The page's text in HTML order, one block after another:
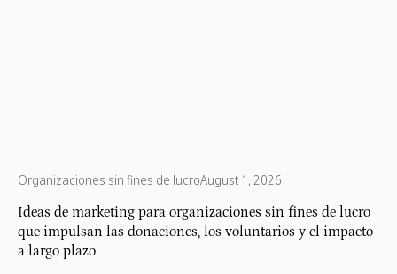
Organizaciones sin fines de lucroAugust 1, 2026
Ideas de marketing para organizaciones sin fines de lucro
que impulsan las donaciones, los voluntarios y el impacto
a largo plazo